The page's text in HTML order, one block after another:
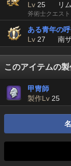
Lv 25 リ
斧術士クエスト
ある青年の
Lv 27 南
このアイテムの
甲冑師
製作Lv 25